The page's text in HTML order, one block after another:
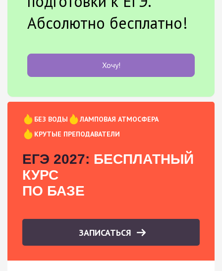
Абсолютно бесплатно!
Хочу!
БЕЗ ВОДЫ
ЛАМПОВАЯ АТМОСФЕРА
КРУТЫЕ ПРЕПОДАВАТЕЛИ
ЕГЭ 2027: БЕСПЛАТНЫЙ
КУРС
ПО БАЗЕ
ЗАПИСАТЬСЯ